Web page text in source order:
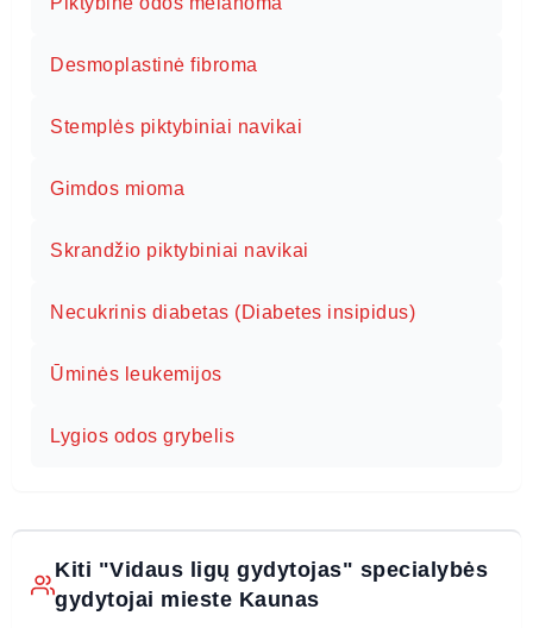
Desmoplastinė fibroma
Stemplės piktybiniai navikai
Gimdos mioma
Skrandžio piktybiniai navikai
Necukrinis diabetas (Diabetes insipidus)
Ūminės leukemijos
Lygios odos grybelis
Kiti "Vidaus ligų gydytojas" specialybės
gydytojai mieste Kaunas